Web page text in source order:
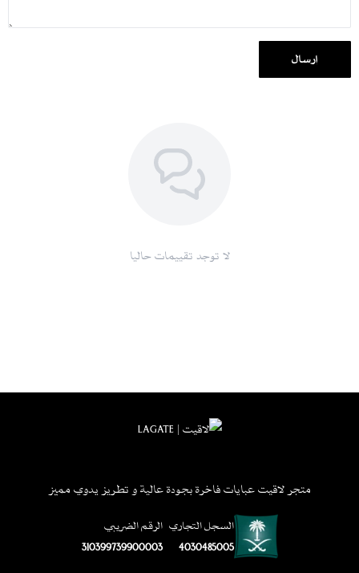
إرسال
لا توجد تقييمات حاليا
متجر لاقيت عبايات فاخرة بجودة عالية و تطريز يدوي مميز
السجل التجاري
4030485005
الرقم الضريبي
310399739900003